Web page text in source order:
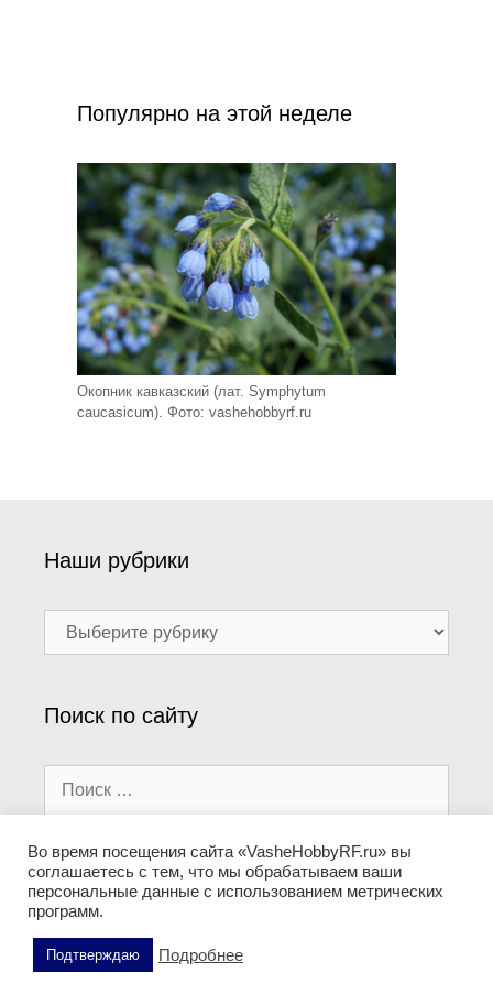
Популярно на этой неделе
Окопник кавказский (лат. Symphytum
caucasicum). Фото: vashehobbyrf.ru
Наши рубрики
Наши
рубрики
Поиск по сайту
Поиск:
Информация
О проекте
Политика конфиденциальности
Во время посещения сайта «VasheHobbyRF.ru» вы
соглашаетесь с тем, что мы обрабатываем ваши
персональные данные с использованием метрических
программ.
Подтверждаю Подробнее